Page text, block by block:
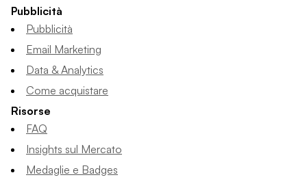
Pubblicità
Pubblicità
Email Marketing
Data & Analytics
Come acquistare
Risorse
FAQ
Insights sul Mercato
Medaglie e Badges